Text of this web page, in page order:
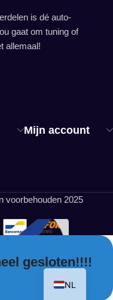
Mijn account
is dé auto-
gaat om tuning of
allemaal!
voorbehouden 2025
gesloten!!!!
NL
EN